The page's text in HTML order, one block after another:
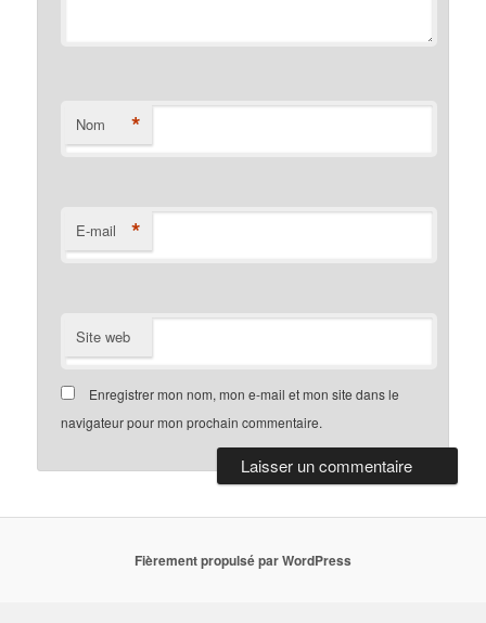
Nom *
E-mail *
Site web
Enregistrer mon nom, mon e-mail et mon site dans le
navigateur pour mon prochain commentaire.
Fièrement propulsé par WordPress